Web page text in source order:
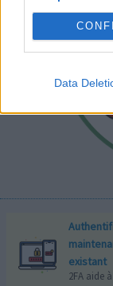
Data
existant
2FA aide